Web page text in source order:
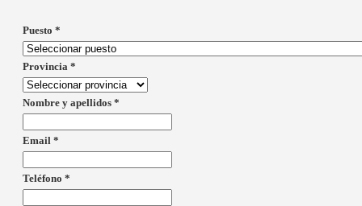
Puesto *
Provincia *
Nombre y apellidos *
Email *
Teléfono *